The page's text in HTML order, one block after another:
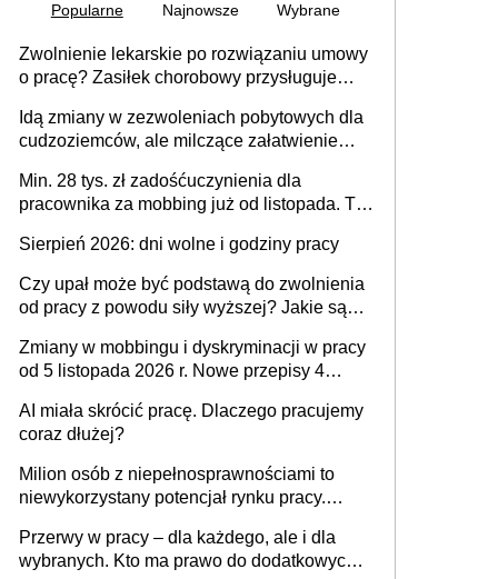
Popularne Najnowsze Wybrane
Zwolnienie lekarskie po rozwiązaniu umowy
o pracę? Zasiłek chorobowy przysługuje
dni od ustania stosunku pracy
Idą zmiany w zezwoleniach pobytowych dla
cudzoziemców, ale milczące załatwienie
Min. 28 tys. zł zadośćuczynienia dla
pracownika za mobbing już od listopada. To
zespołu
Sierpień 2026: dni wolne i godziny pracy
Czy upał może być podstawą do zwolnienia
od pracy z powodu siły wyższej? Jakie są
Zmiany w mobbingu i dyskryminacji w pracy
od 5 listopada 2026 r. Nowe przepisy 4
Ustaw
AI miała skrócić pracę. Dlaczego pracujemy
coraz dłużej?
Milion osób z niepełnosprawnościami to
niewykorzystany potencjał rynku pracy.
dofinansowań czy refundacji, ale bariery po
stronie systemu i świadomości
Przerwy w pracy – dla każdego, ale i dla
wybranych. Kto ma prawo do dodatkowych